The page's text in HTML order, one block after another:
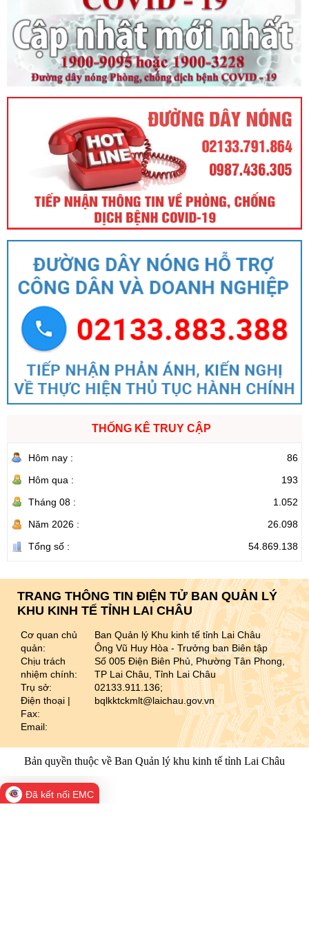
THỐNG KÊ TRUY CẬP
Hôm nay :
86
Hôm qua :
193
Tháng 08 :
1.052
Năm 2026 :
26.098
Tổng số :
54.869.138
TRANG THÔNG TIN ĐIỆN TỬ BAN QUẢN LÝ
KHU KINH TẾ TỈNH LAI CHÂU
Cơ quan chủ
quản:
Chịu trách
nhiệm chính:
Trụ sở:
Điện thoại |
Fax:
Email:
Ban Quản lý Khu kinh tế tỉnh Lai Châu
Ông Vũ Huy Hòa - Trưởng ban Biên tập
Số 005 Điện Biên Phủ, Phường Tân Phong,
TP Lai Châu, Tỉnh Lai Châu
02133.911.136;
bqlkktckmlt@laichau.gov.vn
Bản quyền thuộc về Ban Quản lý khu kinh tế tỉnh Lai Châu
Đã kết nối EMC